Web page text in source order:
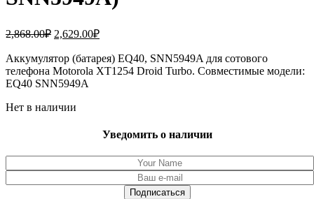
2,868.00₽ Первоначальная
составляла
2,868.00₽.
2,629.00₽Текущая
2,629.00₽.
Аккумулятор (батарея) EQ40, SNN5949A для сотового
телефона Motorola XT1254 Droid Turbo. Совместимые модели:
EQ40 SNN5949A
Нет в наличии
Уведомить о наличии